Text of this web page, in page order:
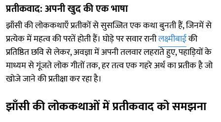
प्रतीकवाद: अपनी खुद की एक भाषा
झाँसी की लोककथाएँ प्रतीकों से सुसज्जित एक कथा बुनती हैं, जिनमें से
प्रत्येक में महत्व की परतें होती हैं। घोड़े पर सवार रानीलक्ष्मीबाईकी
प्रतिष्ठित छवि से लेकर, अवज्ञा में अपनी तलवार लहराते हुए, पहाड़ियों के
माध्यम से गूंजते लोक गीतों तक, हर तत्व एक गहरे अर्थ का प्रतीक है जो
खोजे जाने की प्रतीक्षा कर रहा है।
झाँसी की लोककथाओं में प्रतीकवाद को समझना